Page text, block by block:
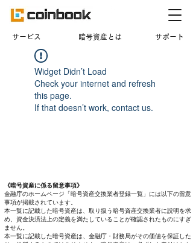
​サービス 暗号資産とは サポート
Widget Didn’t Load
Check your internet and refresh
this page.
If that doesn’t work, contact us.
《暗号資産に係る留意事項》
金融庁のホームページ「暗号資産交換業者登録一覧」には以下の留意
事項が掲載されています。
本一覧に記載した暗号資産は、取り扱う暗号資産交換業者に説明を求
め、資金決済法上の定義を満たしていることが確認されたものにすぎ
ません。
本一覧に記載した暗号資産は、金融庁・財務局がその価値を保証した